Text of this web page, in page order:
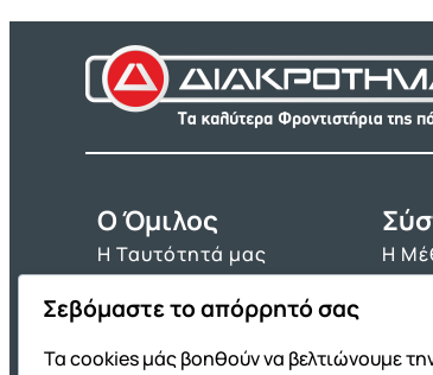
O Όμιλος
Η Ταυτότητά μας
Η
Τα
Σεβόμαστε το απόρρητό σας
Τα cookies μάς βοηθούν να βελτιώνουμε